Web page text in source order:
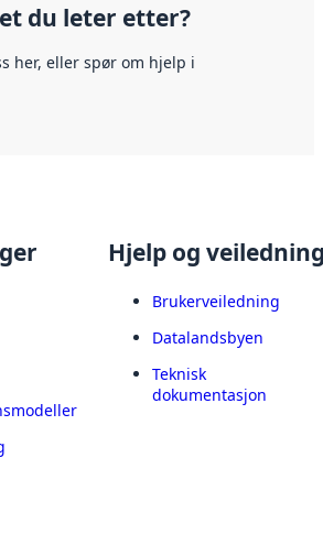
du leter etter?
her, eller spør om hjelp i
Hjelp og
Brukerveiledning
Datalandsbyen
Teknisk
dokumentasjon